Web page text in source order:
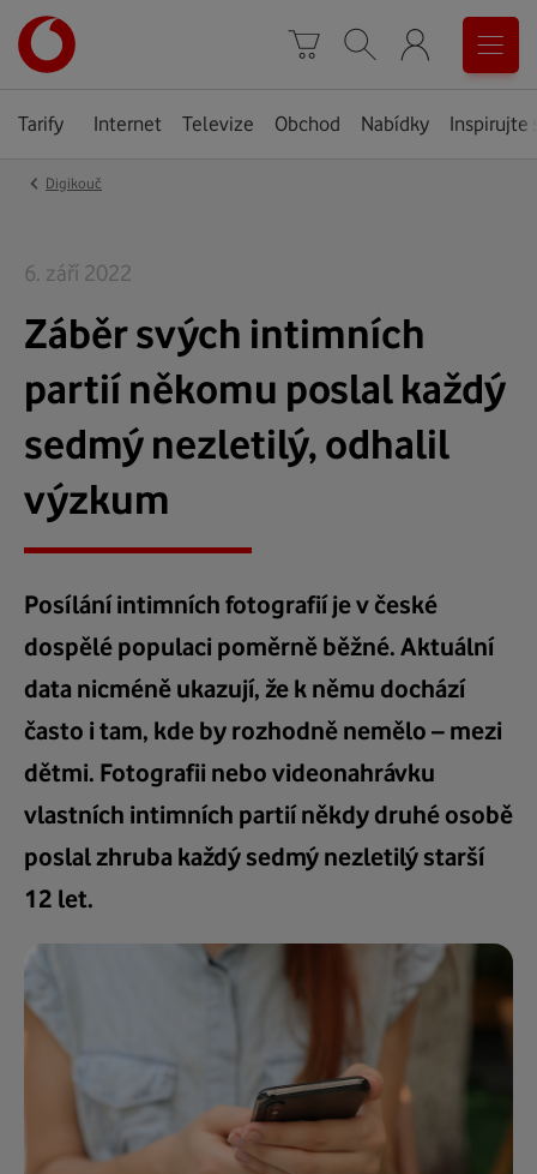
stránka
Košík Vyhledávání Menu
Tarify Internet Televize Obchod Nabídky Inspirujte
‹ Digikouč
6. září 2022
Záběr svých intimních
partií někomu poslal každý
sedmý nezletilý, odhalil
výzkum
Posílání intimních fotografií je v české
dospělé populaci poměrně běžné. Aktuální
data nicméně ukazují, že k němu dochází
často i tam, kde by rozhodně nemělo – mezi
dětmi. Fotografii nebo videonahrávku
vlastních intimních partií někdy druhé osobě
poslal zhruba každý sedmý nezletilý starší
12 let.